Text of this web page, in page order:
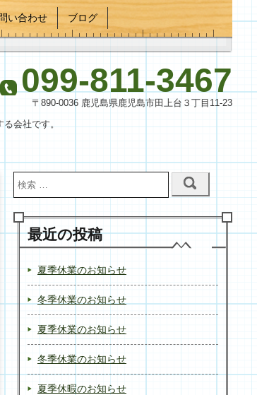
る会社です。
099-811-3467
〒890-0036 鹿児島県鹿児島市田上台３丁目11-23
い合わせ ブログ
最近の投稿
夏季休業のお知らせ
冬季休業のお知らせ
夏季休業のお知らせ
冬季休業のお知らせ
夏季休暇のお知らせ